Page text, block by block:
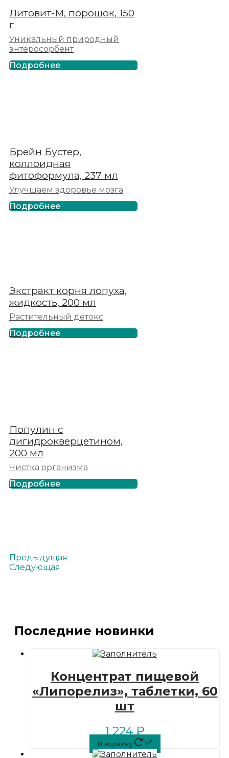
Литовит-М, порошок, 150
г
Уникальный природный
энтеросорбент
Подробнее
Брейн Бустер,
коллоидная
фитоформула, 237 мл
Улучшаем здоровье мозга
Подробнее
Экстракт корня лопуха,
жидкость, 200 мл
Растительный детокс
Подробнее
Популин с
дигидрокверцетином,
200 мл
Чистка организма
Подробнее
Предыдущая
Следующая
Последние новинки
Концентрат пищевой
«Липорелиз», таблетки, 60
шт
1 224₽
В корзину